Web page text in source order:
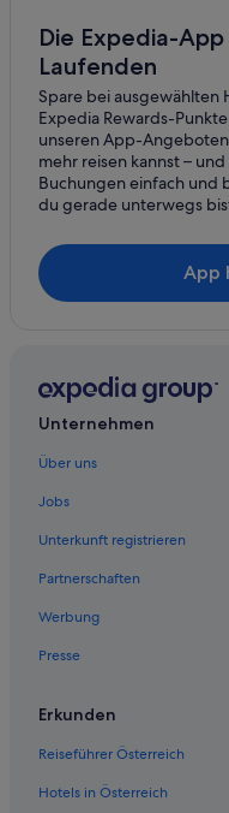
Hotels mit Pool in
Hotels mit Whirlpool in
Hotels mit Yoga in
Haustierfreundliche in
Hotels mit Aussicht in
Romantische in
Luxus in Santorin
Marriott Hotels &
Strand in Santorin
Hotels mit Suiten in
Hotels mit
Santorin Hotels
Pensionen in Santorin
Emporio
Monolithos
Ammoudi-Bucht
Agios Georgios
Tholos
Vothonas
Finikia
Exo Gonia
Panagia Kalou
Die Expedia-
Laufenden
Spare bei ausgewählten
Expedia Rewards-
unseren App-
mehr reisen kannst –
Buchungen einfach und
du gerade unterwegs
App
Unternehmen
Über uns
Jobs
Unterkunft registrieren
Partnerschaften
Werbung
Presse
Erkunden
Reiseführer Österreich
Hotels in Österreich